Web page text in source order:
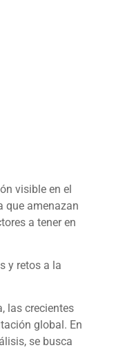
visible en el
que amenazan
a tener en
y retos a la
las crecientes
global. En
se busca